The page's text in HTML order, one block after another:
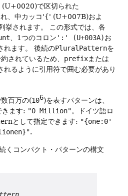
(U+0020)で区切られた
れ、中カッコ'{' (U+007B)およ
されます。
この形式では、各
、1つのコロン ':' (U+003A)お
れます。 後続のPluralPatternを
されているため、 prefixまたは
れるように引用符で囲む必要があり
百万の(106)を表すパターンは、
ます: "0 Million"。ドイツ語ロ
として指定できます: "{one:0'
.
く コンパクト・パターンの構文